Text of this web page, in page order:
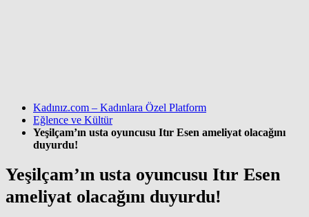
Kadınız.com – Kadınlara Özel Platform
Eğlence ve Kültür
Yeşilçam’ın usta oyuncusu Itır Esen ameliyat olacağını
duyurdu!
Yeşilçam’ın usta oyuncusu Itır Esen
ameliyat olacağını duyurdu!